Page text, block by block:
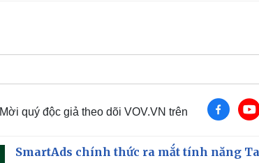
Mời quý độc giả theo dõi VOV.VN trên
SmartAds chính thức ra mắt tính năng